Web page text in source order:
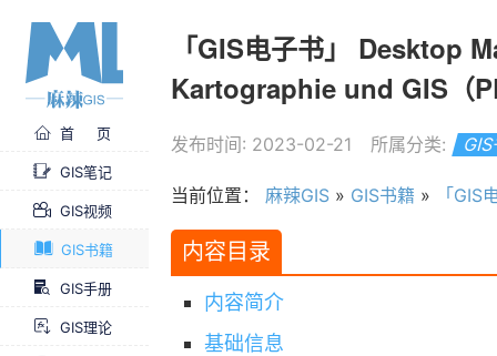
首 页
GIS笔记
GIS视频
GIS书籍
GIS手册
GIS理论
「GIS电子书」
Kartographie und GIS（
发布时间: 2023-02-21 所属分类:
当前位置： 麻辣GIS » GIS书籍 » 「GIS
内容目录
内容简介
基础信息